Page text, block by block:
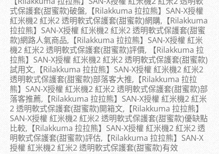
式保護套(甜蜜款)破盤,【Rilakkuma 拉拉熊】SAN-X授權
紅米機2 紅米2 透明軟式保護套(甜蜜款)網購,【Rilakkuma
拉拉熊】SAN-X授權 紅米機2 紅米2 透明軟式保護套(甜蜜
款)網路人氣商品,【Rilakkuma 拉拉熊】SAN-X授權 紅米
機2 紅米2 透明軟式保護套(甜蜜款)評價, 【Rilakkuma 拉
拉熊】SAN-X授權 紅米機2 紅米2 透明軟式保護套(甜蜜款)
試用文,【Rilakkuma 拉拉熊】SAN-X授權 紅米機2 紅米2
透明軟式保護套(甜蜜款)部落客大推,【Rilakkuma 拉拉
熊】SAN-X授權 紅米機2 紅米2 透明軟式保護套(甜蜜款)部
落客推薦,【Rilakkuma 拉拉熊】SAN-X授權 紅米機2 紅米
2 透明軟式保護套(甜蜜款)開箱文,【Rilakkuma 拉拉熊】
SAN-X授權 紅米機2 紅米2 透明軟式保護套(甜蜜款)優缺點
比較,【Rilakkuma 拉拉熊】SAN-X授權 紅米機2 紅米2 透
明軟式保護套(甜蜜款)評估,【Rilakkuma 拉拉熊】SAN-X
授權 紅米機2 紅米2 透明軟式保護套(甜蜜款)有效